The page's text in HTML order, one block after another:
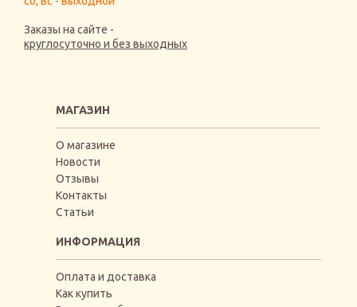
Заказы на сайте -
круглосуточно и без выходных
МАГАЗИН
О магазине
Новости
Отзывы
Контакты
Статьи
ИНФОРМАЦИЯ
Оплата и доставка
Как купить